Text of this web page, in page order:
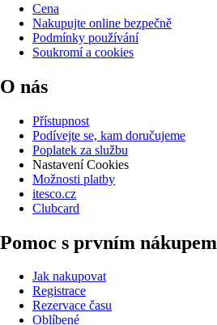
Cena
Nakupujte online bezpečně
Podmínky používání
Soukromí a cookies
O nás
Přístupnost
Podívejte se, kam doručujeme
Poplatek za službu
Nastavení Cookies
Možnosti platby
itesco.cz
Clubcard
Pomoc s prvním nákupem
Jak nakupovat
Registrace
Rezervace času
Oblíbené